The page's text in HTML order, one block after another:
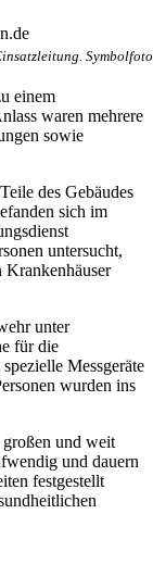
einem
waren mehrere
sowie
des Gebäudes
sich im
untersucht,
Krankenhäuser
unter
für die
Messgeräte
wurden ins
und weit
und dauern
festgestellt